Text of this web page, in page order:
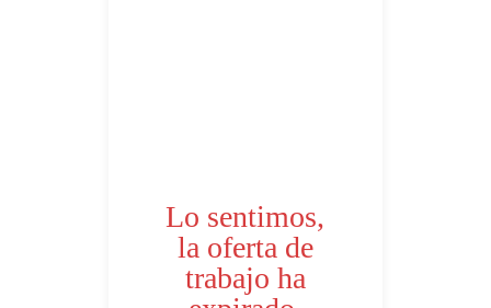
Lo sentimos,
la oferta de
trabajo ha